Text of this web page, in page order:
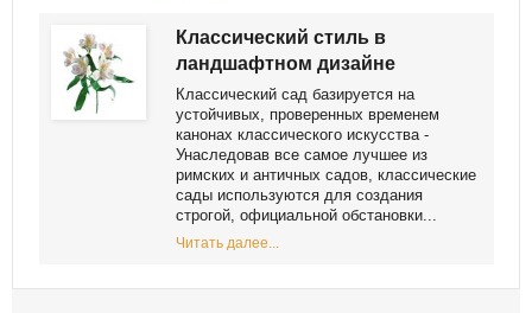
Классический стиль в
ландшафтном дизайне
Классический сад базируется на
устойчивых, проверенных временем
канонах классического искусства -
Унаследовав все самое лучшее из
римских и античных садов, классические
сады используются для создания
строгой, официальной обстановки...
Читать далее...